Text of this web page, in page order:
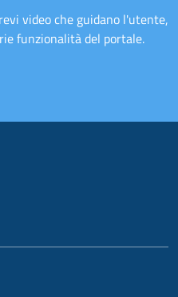
video che guidano l'utente,
funzionalità del portale.